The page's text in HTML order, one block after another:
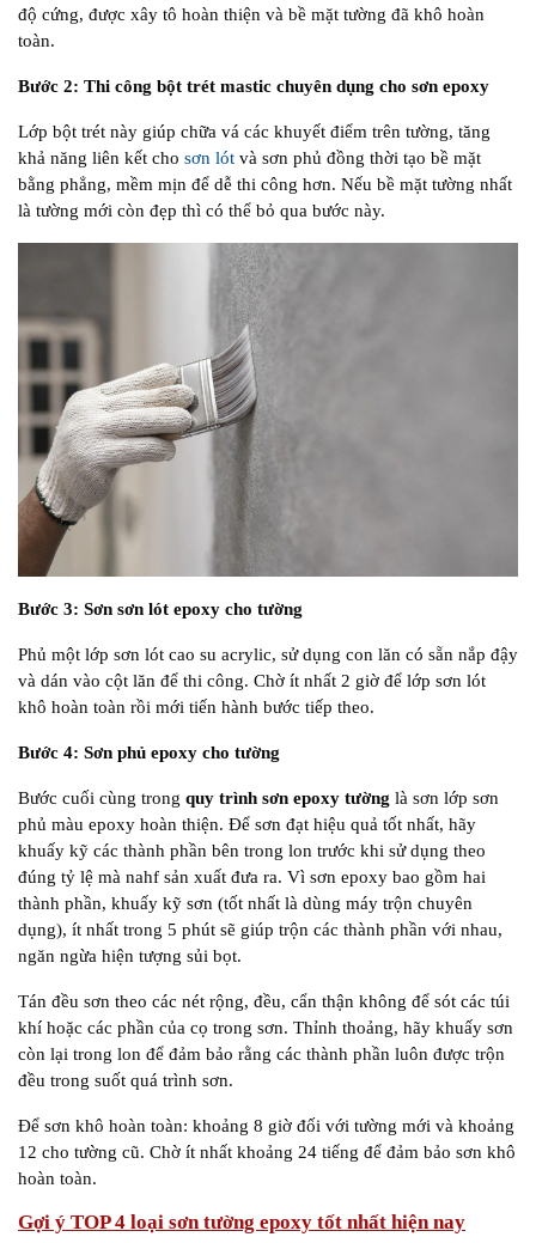
độ cứng, được xây tô hoàn thiện và bề mặt tường đã khô hoàn
toàn.
Bước 2: Thi công bột trét mastic chuyên dụng cho sơn epoxy
Lớp bột trét này giúp chữa vá các khuyết điểm trên tường, tăng
khả năng liên kết cho sơn lót và sơn phủ đồng thời tạo bề mặt
bằng phẳng, mềm mịn để dễ thi công hơn. Nếu bề mặt tường nhất
là tường mới còn đẹp thì có thể bỏ qua bước này.
Bước 3: Sơn sơn lót epoxy cho tường
Phủ một lớp sơn lót cao su acrylic, sử dụng con lăn có sẵn nắp đậy
và dán vào cột lăn để thi công. Chờ ít nhất 2 giờ để lớp sơn lót
khô hoàn toàn rồi mới tiến hành bước tiếp theo.
Bước 4: Sơn phủ epoxy cho tường
Bước cuối cùng trong quy trình sơn epoxy tường là sơn lớp sơn
phủ màu epoxy hoàn thiện. Để sơn đạt hiệu quả tốt nhất, hãy
khuấy kỹ các thành phần bên trong lon trước khi sử dụng theo
đúng tỷ lệ mà nahf sản xuất đưa ra. Vì sơn epoxy bao gồm hai
thành phần, khuấy kỹ sơn (tốt nhất là dùng máy trộn chuyên
dụng), ít nhất trong 5 phút sẽ giúp trộn các thành phần với nhau,
ngăn ngừa hiện tượng sủi bọt.
Tán đều sơn theo các nét rộng, đều, cẩn thận không để sót các túi
khí hoặc các phần của cọ trong sơn. Thỉnh thoảng, hãy khuấy sơn
còn lại trong lon để đảm bảo rằng các thành phần luôn được trộn
đều trong suốt quá trình sơn.
Để sơn khô hoàn toàn: khoảng 8 giờ đối với tường mới và khoảng
12 cho tường cũ. Chờ ít nhất khoảng 24 tiếng để đảm bảo sơn khô
hoàn toàn.
Gợi ý TOP 4 loại sơn tường epoxy tốt nhất hiện nay